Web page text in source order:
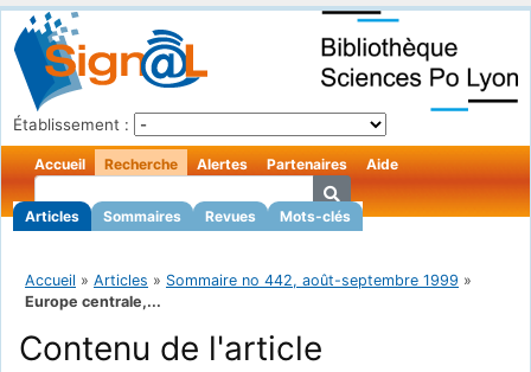
Établissement :
Accueil Recherche
Articles Sommaires Revues Mots-clés
Alertes Partenaires Aide
Accueil » Articles » Sommaire no 442, août-septembre 1999 »
Europe centrale,...
Contenu de l'article